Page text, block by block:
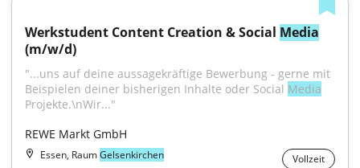
Werkstudent Content Creation & Social Media
(m/w/d)
"...uns auf deine aussagekräftige Bewerbung - gerne mit
Beispielen deiner bisherigen Inhalte oder Social Media
Projekte.\nWir..."
REWE Markt GmbH
Essen, RaumGelsenkirchen Vollzeit